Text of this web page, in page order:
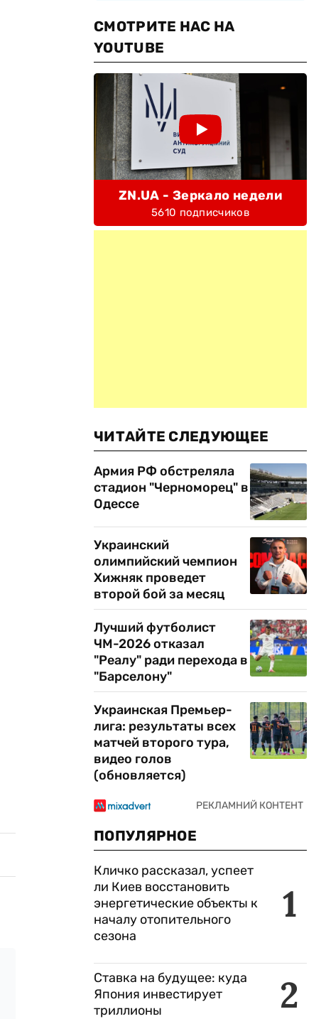
СМОТРИТЕ НАС НА
YOUTUBE
ZN.UA - Зеркало недели
5610 подписчиков
ЧИТАЙТЕ СЛЕДУЮЩЕЕ
Армия РФ обстреляла
стадион "Черноморец" в
Одессе
Украинский
олимпийский чемпион
Хижняк проведет
второй бой за месяц
Лучший футболист
ЧМ-2026 отказал
"Реалу" ради перехода в
"Барселону"
Украинская Премьер-
лига: результаты всех
матчей второго тура,
видео голов
(обновляется)
ПОПУЛЯРНОЕ
1
Кличко рассказал, успеет
ли Киев восстановить
энергетические объекты к
началу отопительного
сезона
2
Ставка на будущее: куда
Япония инвестирует
триллионы